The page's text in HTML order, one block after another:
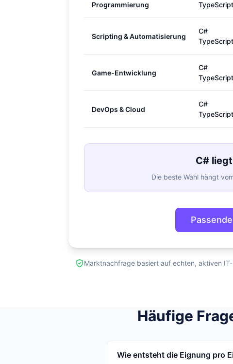
Programmierung
TypeScript
Scripting & Automatisierung
C#
TypeScript
Game-Entwicklung
C#
TypeScript
DevOps & Cloud
C#
TypeScript
C#
Die beste Wahl hängt
Marktnachfrage basiert auf echten, aktiven
Häufige
Wie entsteht die Eignung pro